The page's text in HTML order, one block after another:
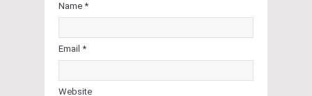
Name *
Email *
Website